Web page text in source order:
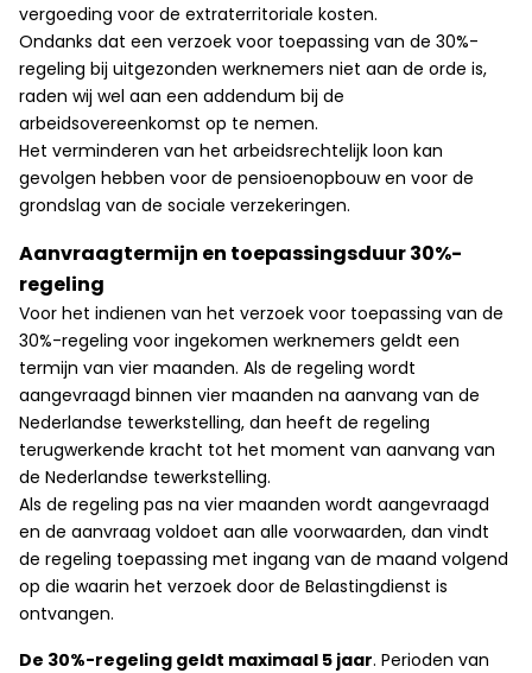
vergoeding voor de extraterritoriale kosten.
Ondanks dat een verzoek voor toepassing van de 30%-
regeling bij uitgezonden werknemers niet aan de orde is,
raden wij wel aan een addendum bij de
arbeidsovereenkomst op te nemen.
Het verminderen van het arbeidsrechtelijk loon kan
gevolgen hebben voor de pensioenopbouw en voor de
grondslag van de sociale verzekeringen.
Aanvraagtermijn en toepassingsduur 30%-
regeling
Voor het indienen van het verzoek voor toepassing van de
30%-regeling voor ingekomen werknemers geldt een
termijn van vier maanden. Als de regeling wordt
aangevraagd binnen vier maanden na aanvang van de
Nederlandse tewerkstelling, dan heeft de regeling
terugwerkende kracht tot het moment van aanvang van
de Nederlandse tewerkstelling.
Als de regeling pas na vier maanden wordt aangevraagd
en de aanvraag voldoet aan alle voorwaarden, dan vindt
de regeling toepassing met ingang van de maand volgend
op die waarin het verzoek door de Belastingdienst is
ontvangen.
De 30%-regeling geldt maximaal 5 jaar. Perioden van